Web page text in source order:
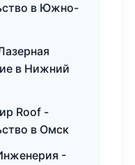
в Южно-
в Нижний
Roof -
в Омск
-